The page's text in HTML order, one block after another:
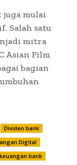
juga mulai
Salah satu
mitra
Asian Film
bagian
Dividen bank
Digital
bank